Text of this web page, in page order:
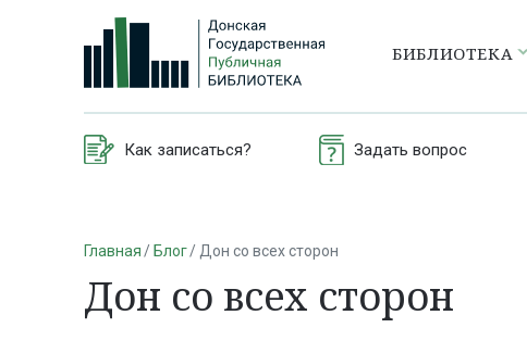
БИБЛИОТЕКА
Как записаться? Задать вопрос
Главная Блог Дон со всех сторон
Дон со всех сторон